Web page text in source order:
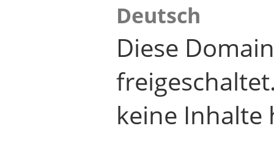
Deutsch
Diese
keine Inhalte